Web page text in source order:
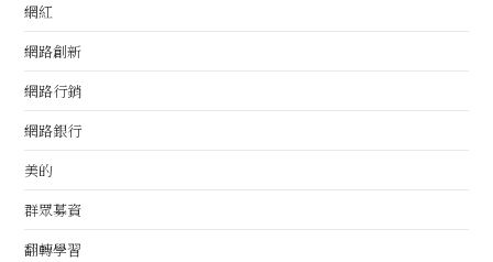
網紅
網路創新
網路行銷
網路銀行
美的
群眾募資
翻轉學習